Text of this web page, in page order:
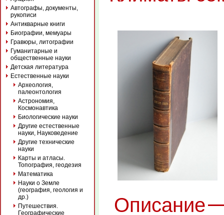
Описание
Автографы, документы,
рукописи
Антикварные книги
Биографии, мемуары
Гравюры, литографии
Гуманитарные и
общественные науки
Детская литература
Естественные науки
Археология,
палеонтология
Астрономия,
Космонавтика
Биологические науки
Другие естественные
науки, Науковедение
Другие технические
науки
Карты и атласы.
Топография, геодезия
Математика
Науки о Земле
(география, геология и
др.)
Путешествия.
Географические